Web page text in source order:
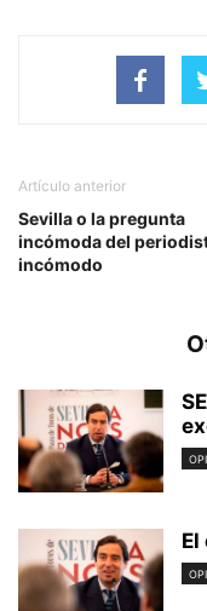
Artículo anterior
Sevilla o la pregunta
incómoda del
incómodo